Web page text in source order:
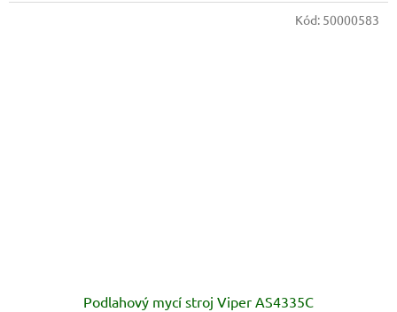
Podlahový mycí stroj Viper AS4335C
Kód: 50000583